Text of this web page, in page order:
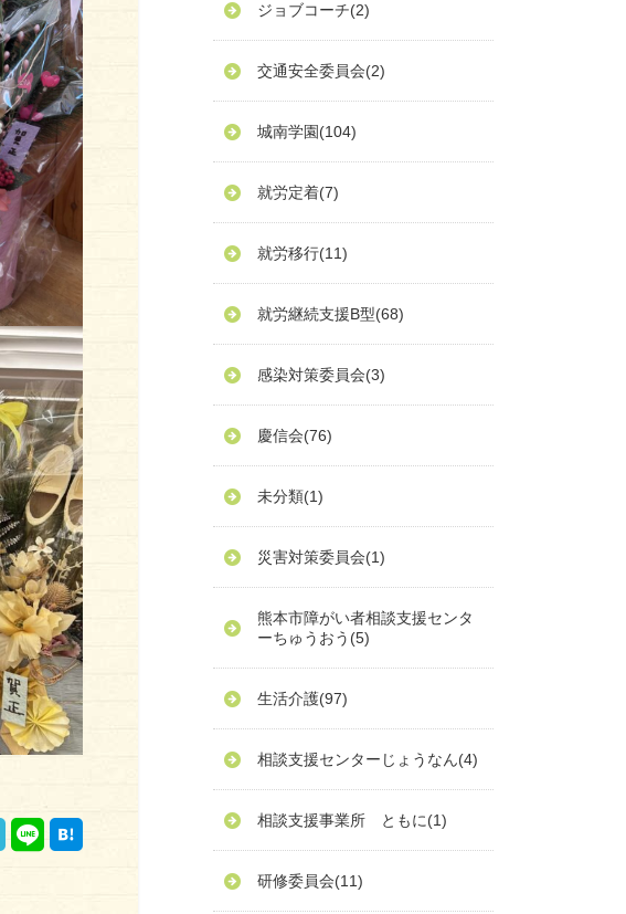
ジョブコーチ(2)
交通安全委員会(2)
城南学園(104)
就労定着(7)
就労移行(11)
就労継続支援B型(68)
感染対策委員会(3)
慶信会(76)
未分類(1)
災害対策委員会(1)
熊本市障がい者相談支援センタ
ーちゅうおう (5)
生活介護(97)
相談支援センターじょうなん(4)
相談支援事業所 ともに(1)
研修委員会(11)